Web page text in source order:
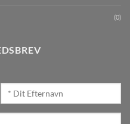
(0)